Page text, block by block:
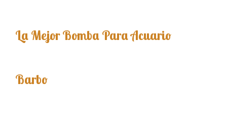
La Mejor Bomba Para Acuario
Barbo